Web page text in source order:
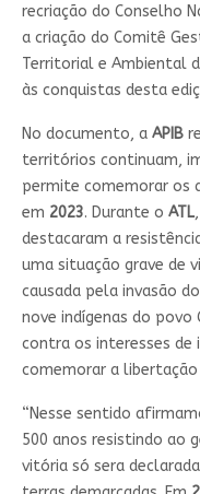
recriação do Conselho
a criação do Comitê
Territorial e Ambiental
às conquistas desta
No documento, a APIB
territórios continuam,
permite comemorar os
em 2023. Durante o ATL
destacaram a
uma situação grave de
causada pela invasão
nove indígenas do povo
contra os interesses de
comemorar a libertação
“Nesse sentido
500 anos resistindo ao
vitória só sera